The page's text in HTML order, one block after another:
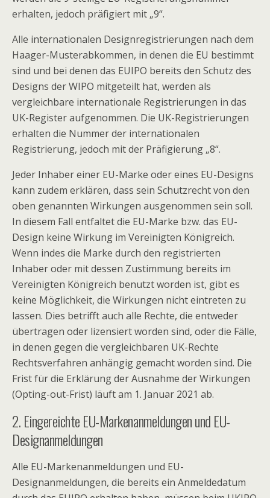
erhalten, jedoch präfigiert mit „9“.
Alle internationalen Designregistrierungen nach dem
Haager-Musterabkommen, in denen die EU bestimmt
sind und bei denen das EUIPO bereits den Schutz des
Designs der WIPO mitgeteilt hat, werden als
vergleichbare internationale Registrierungen in das
UK-Register aufgenommen. Die UK-Registrierungen
erhalten die Nummer der internationalen
Registrierung, jedoch mit der Präfigierung „8“.
Jeder Inhaber einer EU-Marke oder eines EU-Designs
kann zudem erklären, dass sein Schutzrecht von den
oben genannten Wirkungen ausgenommen sein soll.
In diesem Fall entfaltet die EU-Marke bzw. das EU-
Design keine Wirkung im Vereinigten Königreich.
Wenn indes die Marke durch den registrierten
Inhaber oder mit dessen Zustimmung bereits im
Vereinigten Königreich benutzt worden ist, gibt es
keine Möglichkeit, die Wirkungen nicht eintreten zu
lassen. Dies betrifft auch alle Rechte, die entweder
übertragen oder lizensiert worden sind, oder die Fälle,
in denen gegen die vergleichbaren UK-Rechte
Rechtsverfahren anhängig gemacht worden sind. Die
Frist für die Erklärung der Ausnahme der Wirkungen
(Opting-out-Frist) läuft am 1. Januar 2021 ab.
2. Eingereichte EU-Markenanmeldungen und EU-
Designanmeldungen
Alle EU-Markenanmeldungen und EU-
Designanmeldungen, die bereits ein Anmeldedatum